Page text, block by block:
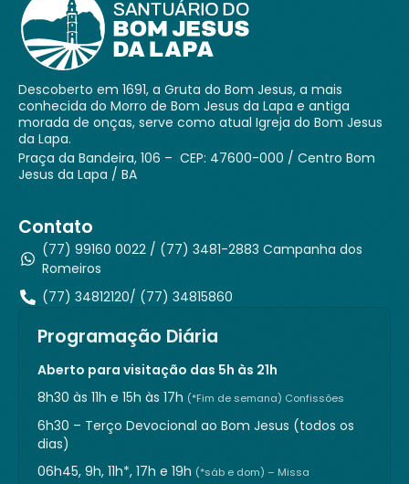
Descoberto em 1691, a Gruta do Bom Jesus, a mais
conhecida do Morro de Bom Jesus da Lapa e antiga
morada de onças, serve como atual Igreja do Bom Jesus
da Lapa.
Praça da Bandeira, 106 – CEP: 47600-000 / Centro Bom
Jesus da Lapa / BA
Contato
(77) 99160 0022 / (77) 3481-2883 Campanha dos
Romeiros
(77) 34812120/ (77) 34815860
Programação Diária
Aberto para visitação das 5h às 21h
8h30 às 11h e 15h às 17h (*Fim de semana) Confissões
6h30 – Terço Devocional ao Bom Jesus (todos os
dias)
06h45, 9h, 11h*, 17h e 19h (*sáb e dom) – Missa